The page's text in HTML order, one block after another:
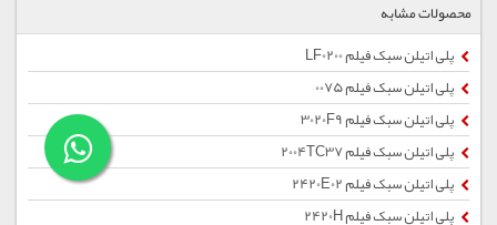
محصولات مشابه
پلی اتیلن سبک فیلم LF0200
پلی اتیلن سبک فیلم 0075
پلی اتیلن سبک فیلم 3020F9
پلی اتیلن سبک فیلم 2004TC37
پلی اتیلن سبک فیلم 2420E02
پلی اتیلن سبک فیلم 2420H